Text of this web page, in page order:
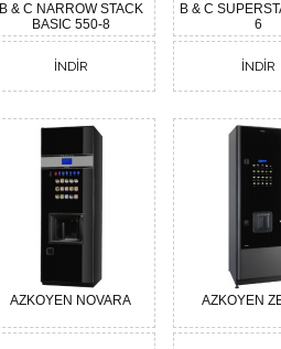
B & C NARROW STACK
BASIC 550-8
İNDİR
B & C
6
İNDİR
AZKOYEN NOVARA AZKOYEN